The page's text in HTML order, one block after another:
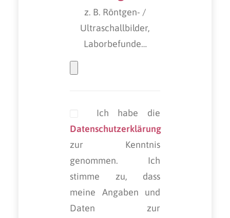
z. B. Röntgen- /
Ultraschallbilder,
Laborbefunde…
Ich habe die
Datenschutzerklärung
zur Kenntnis
genommen. Ich
stimme zu, dass
meine Angaben und
Daten zur